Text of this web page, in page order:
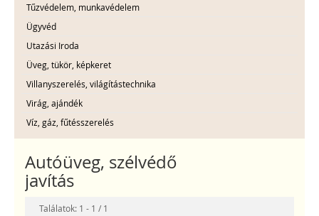
Tűzvédelem, munkavédelem
Ügyvéd
Utazási Iroda
Üveg, tükör, képkeret
Villanyszerelés, világítástechnika
Virág, ajándék
Víz, gáz, fűtésszerelés
Autóüveg, szélvédő
javítás
Találatok: 1 - 1 / 1